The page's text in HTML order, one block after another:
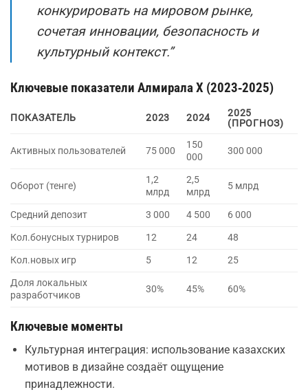
конкурировать на мировом рынке,
сочетая инновации, безопасность и
культурный контекст.”
Ключевые показатели Алмирала Х (2023‑2025)
ПОКАЗАТЕЛЬ 2023 2024
2025
(ПРОГНОЗ)
Активных пользователей 75 000
150
000
300 000
Оборот (тенге)
1,2
млрд
2,5
млрд
5 млрд
Средний депозит 3 000 4 500
6 000
Кол.бонусных турниров
12 24
48
Кол.новых игр
5 12
25
Доля локальных
разработчиков
30% 45% 60%
Ключевые моменты
Культурная интеграция: использование казахских
мотивов в дизайне создаёт ощущение
принадлежности.